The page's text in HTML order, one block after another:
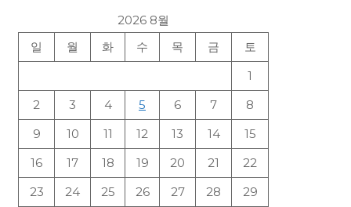
2026 8월
일
월 화 수 목 금
토
1
2
3 4 5 6 7
8
9
10 11 12 13 14
15
16
17 18 19 20 21
22
23
24 25 26 27 28
29